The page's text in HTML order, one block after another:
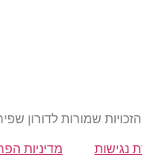
שמורות לדורון
נגישות מדיניות